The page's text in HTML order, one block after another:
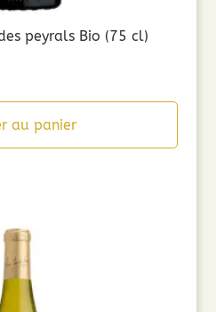
peyrals Bio (75 cl)
au panier